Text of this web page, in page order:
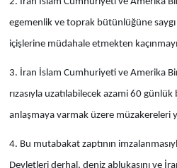
egemenlik ve toprak bütünlüğüne
içişlerine müdahale etmekten
3. İran İslam Cumhuriyeti ve Amerika
rızasıyla uzatılabilecek azami 60
anlaşmaya varmak üzere müzakereleri
4. Bu mutabakat zaptının
Devletleri derhal, deniz ablukasını ve